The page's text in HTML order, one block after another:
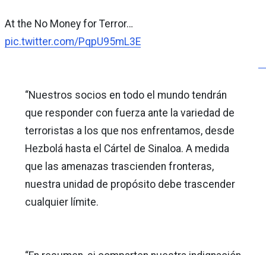
At the No Money for Terror…
pic.twitter.com/PqpU95mL3E
“Nuestros socios en todo el mundo tendrán
que responder con fuerza ante la variedad de
terroristas a los que nos enfrentamos, desde
Hezbolá hasta el Cártel de Sinaloa. A medida
que las amenazas trascienden fronteras,
nuestra unidad de propósito debe trascender
cualquier límite.